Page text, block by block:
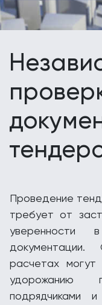
Проведение
требует от
уверенности
расчетах могут
удорожанию
подрядчиками